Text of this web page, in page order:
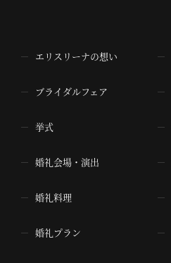
エリスリーナの想い
ブライダルフェア
挙式
婚礼会場・演出
婚礼料理
婚礼プラン